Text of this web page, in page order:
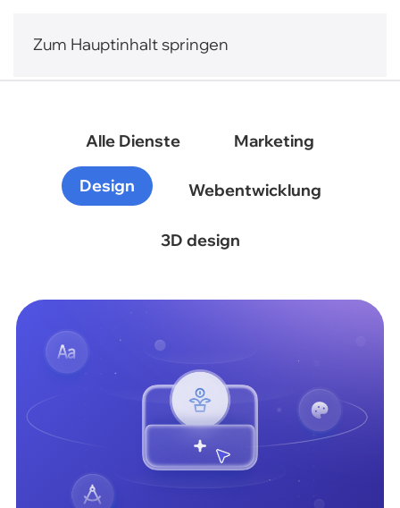
Zum Hauptinhalt springen
Alle Dienste Marketing
Design Webentwicklung
3D design